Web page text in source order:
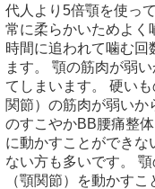
代人より5倍顎を使っ
常に柔らかいためよく
時間に追われて噛む回
ます。 顎の筋肉が弱
てしまいます。 硬い
関節）の筋肉が弱いか
のすこやかBB腰痛整
に動かすことができな
ない方も多いです。
（顎関節）を動かす